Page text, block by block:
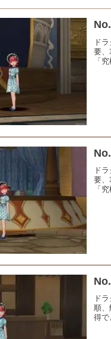
ド
要
「
ド
要
「
ド
順
得